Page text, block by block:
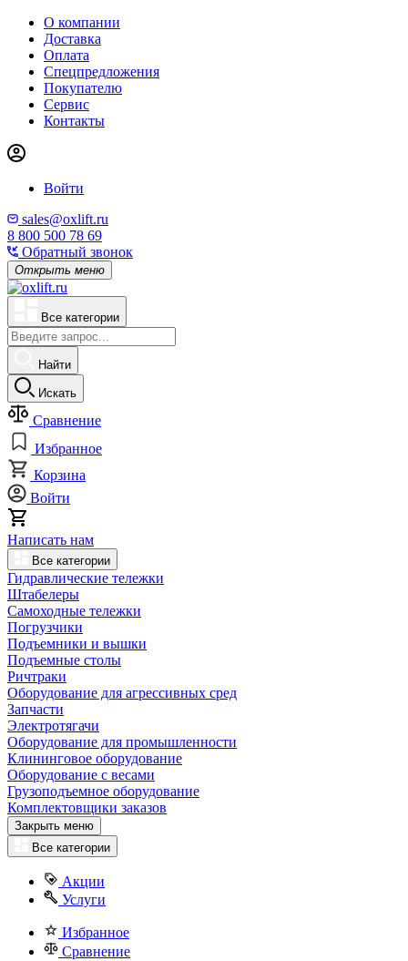
О компании
Доставка
Оплата
Спецпредложения
Покупателю
Сервис
Контакты
Войти
sales@oxlift.ru
8 800 500 78 69
Обратный звонок
Открыть меню
Все категории
Найти
Искать
Сравнение
Избранное
Корзина
Войти
Написать нам
Все категории
Гидравлические тележки
Штабелеры
Самоходные тележки
Погрузчики
Подъемники и вышки
Подъемные столы
Ричтраки
Оборудование для агрессивных сред
Запчасти
Электротягачи
Оборудование для промышленности
Клининговое оборудование
Оборудование с весами
Грузоподъемное оборудование
Комплектовщики заказов
Закрыть меню
Все категории
Акции
Услуги
Избранное
Сравнение